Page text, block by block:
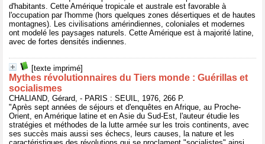
d'habitants. Cette Amérique tropicale et australe est favorable à
l'occupation par l'homme (hors quelques zones désertiques et de hautes
montagnes). Les civilisations amérindiennes, coloniales et modernes
ont modelé les paysages naturels. Cette Amérique est à majorité latine,
avec de fortes densités indiennes.
[texte imprimé]
Mythes révolutionnaires du Tiers monde : Guérillas et
socialismes
CHALIAND, Gérard, - PARIS : SEUIL, 1976, 266 P.
"Après sept années de séjours et d'enquêtes en Afrique, au Proche-
Orient, en Amérique latine et en Asie du Sud-Est, l'auteur étudie les
stratégies et méthodes de la lutte armée sur les trois continents, avec
ses succès mais aussi ses échecs, leurs causes, la nature et les